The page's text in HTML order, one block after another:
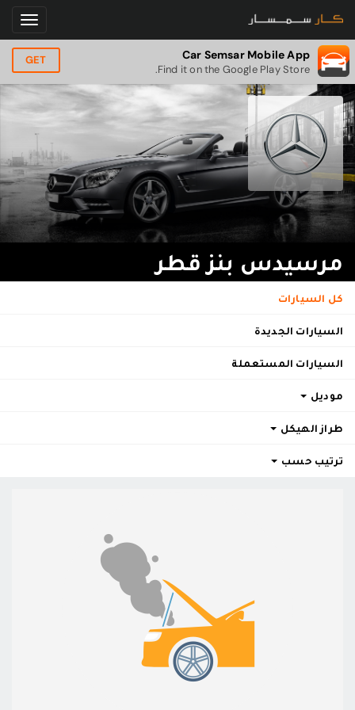
Car Semsar Mobile App
Find it on the Google Play Store.
GET
مرسيدس بنز قطر
كل السيارات
السيارات الجديدة
السيارات المستعملة
موديل
طراز الهيكل
ترتيب حسب